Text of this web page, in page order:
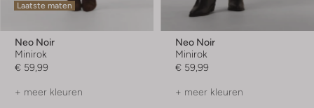
Laatste maten
Neo Noir
Minirok
€ 59,99
+ meer kleuren
Neo Noir
Minirok
€ 59,99
+ meer kleuren